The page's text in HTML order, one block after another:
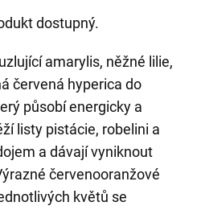
dostupný.
amarylis, něžné lilie,
červená hyperica do
působí energicky a
listy pistácie, robelini a
a dávají vyniknout
červenooranžové
květů se